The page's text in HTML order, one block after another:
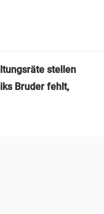
stellen
Bruder fehlt,